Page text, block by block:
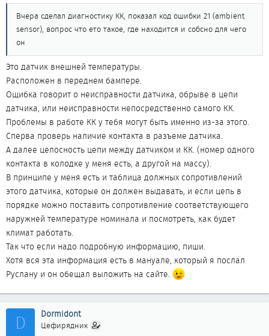
Вчера сделал диагностику КК, показал код ошибки 21 (ambient
sensor), вопрос что ето такое, где находится и собсно для чего
он
Это датчик внешней температуры.
Расположен в переднем бампере.
Ощибка говорит о неисправности датчика, обрыве в цепи
датчика, или неисправности непосредственно самого КК.
Проблемы в работе КК у тебя могут быть именно из-за этого.
Сперва проверь наличие контакта в разъеме датчика.
А далее целосность цепи между датчиком и КК. (номер одного
контакта в колодке у меня есть, а другой на массу).
В принципе у меня есть и таблица должных сопротивлений
этого датчика, которые он должен выдавать, и если цепь в
порядке можно поставить сопротивление соответствующего
наружней температуре номинала и посмотреть, как будет
климат работать.
Так что если надо подробную информацию, пиши.
Хотя вся эта информация есть в мануале, который я послал
Руслану и он обещал выложить на сайте.
D Dormidont
Цефирядник